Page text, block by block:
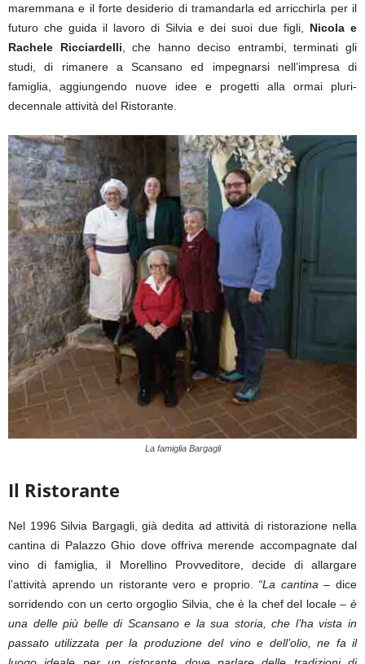
maremmana e il forte desiderio di tramandarla ed arricchirla per il
futuro che guida il lavoro di Silvia e dei suoi due figli, Nicola e
Rachele Ricciardelli , che hanno deciso entrambi, terminati gli
studi, di rimanere a Scansano ed impegnarsi nell’impresa di
famiglia, aggiungendo nuove idee e progetti alla ormai pluri-
decennale attività del Ristorante.
La famiglia Bargagli
Il Ristorante
Nel 1996 Silvia Bargagli, già dedita ad attività di ristorazione nella
cantina di Palazzo Ghio dove offriva merende accompagnate dal
vino di famiglia, il Morellino Provveditore, decide di allargare
l’attività aprendo un ristorante vero e proprio.
“La cantina –dice
sorridendo con un certo orgoglio Silvia, che è la chef del locale – è
una delle più belle di Scansano e la sua storia, che l’ha vista in
passato utilizzata per la produzione del vino e dell’olio, ne fa il